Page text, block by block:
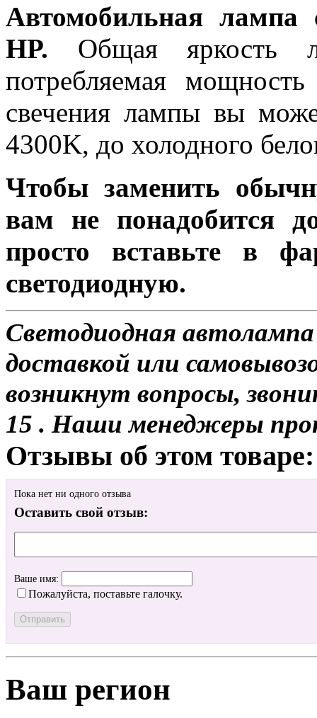
Автомобильная
HP. Общая яркость
потребляемая
свечения лампы вы
4300K, до холодного
Чтобы заменить
вам не понадобится
просто вставьте в
светодиодную.
Светодиодная
доставкой или
возникнут вопросы,
15 . Наши менеджеры
Отзывы об этом товаре:
Пока нет ни одного отзыва
Оставить свой отзыв:
Ваше имя:
Пожалуйста, поставьте галочку.
Ваш регион